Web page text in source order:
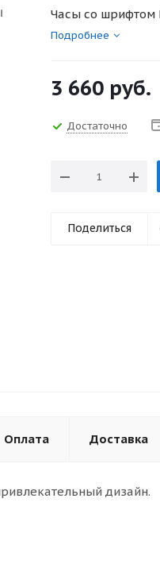
Часы со шрифтом
Подробнее
3 660 руб.
Достаточно
Поделиться
Оплата Доставка
дизайн.